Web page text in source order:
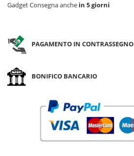
Gadget Consegna anche in 5 giorni
PAGAMENTO IN CONTRASSEGNO
BONIFICO BANCARIO